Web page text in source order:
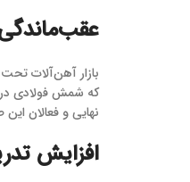
بازار آهن‌آلات
نهایی و فعالان
افزایش